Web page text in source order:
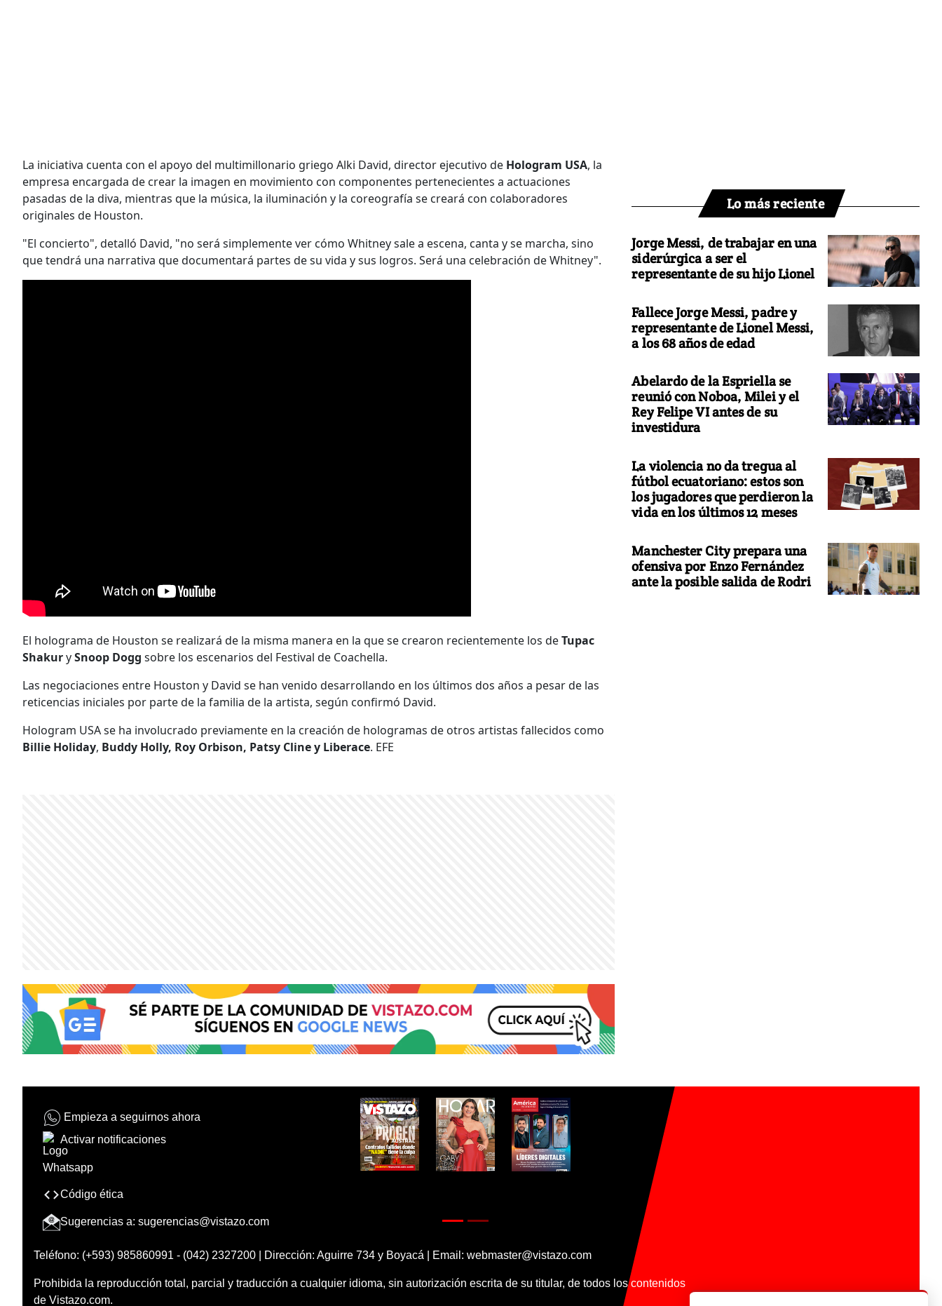
La iniciativa cuenta con el apoyo del multimillonario griego Alki David, director ejecutivo de Hologram USA, la
empresa encargada de crear la imagen en movimiento con componentes pertenecientes a actuaciones
pasadas de la diva, mientras que la música, la iluminación y la coreografía se creará con colaboradores
originales de Houston.
"El concierto", detalló David, "no será simplemente ver cómo Whitney sale a escena, canta y se marcha, sino
que tendrá una narrativa que documentará partes de su vida y sus logros. Será una celebración de Whitney".
El holograma de Houston se realizará de la misma manera en la que se crearon recientemente los deTupac
ShakurySnoop Dogg sobre los escenarios del Festival de Coachella.
Las negociaciones entre Houston y David se han venido desarrollando en los últimos dos años a pesar de las
reticencias iniciales por parte de la familia de la artista, según confirmó David.
Hologram USA se ha involucrado previamente en la creación de hologramas de otros artistas fallecidos como
Billie Holiday, Buddy Holly, Roy Orbison, Patsy Cline y Liberace. EFE
Lo más reciente
Jorge Messi, de trabajar en una
siderúrgica a ser el
representante de su hijo Lionel
Fallece Jorge Messi, padre y
representante de Lionel Messi,
a los 68 años de edad
Abelardo de la Espriella se
reunió con Noboa, Milei y el
Rey Felipe VI antes de su
investidura
La violencia no da tregua al
fútbol ecuatoriano: estos son
los jugadores que perdieron la
vida en los últimos 12 meses
Manchester City prepara una
ofensiva por Enzo Fernández
ante la posible salida de Rodri
Empieza a seguirnos ahora
Activar notificaciones
Código ética
Sugerencias a: sugerencias@vistazo.com
Teléfono: (+593) 985860991 - (042) 2327200 | Dirección: Aguirre 734 y Boyacá | Email: webmaster@vistazo.com
Prohibida la reproducción total, parcial y traducción a cualquier idioma, sin autorización escrita de su titular, de todos los contenidos
de Vistazo.com.